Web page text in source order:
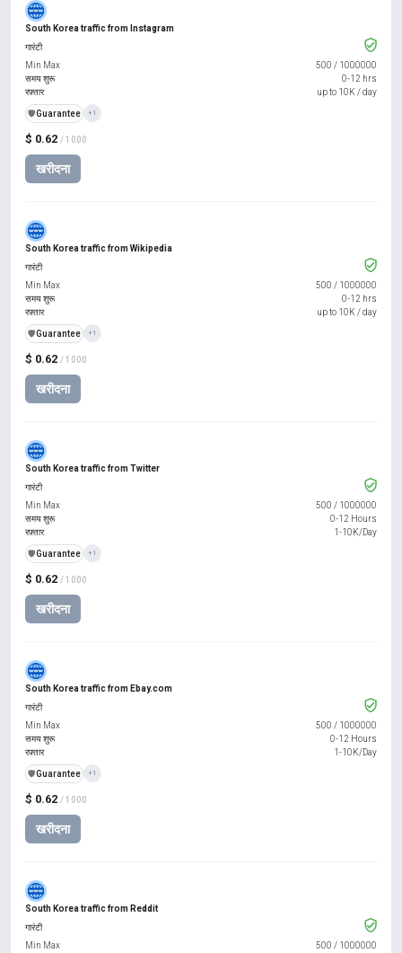
South Korea traffic from Instagram
$ 0.62 / 1000
खरीदना
गारंटी
Min Max
500 / 1000000
समय शुरू
0-12 hrs
रफ़्तार
up to 10K / day
️🛡️Guarantee +1
South Korea traffic from Wikipedia
$ 0.62 / 1000
खरीदना
गारंटी
Min Max
500 / 1000000
समय शुरू
0-12 hrs
रफ़्तार
up to 10K / day
️🛡️Guarantee +1
South Korea traffic from Twitter
$ 0.62 / 1000
खरीदना
गारंटी
Min Max
500 / 1000000
समय शुरू
0-12 Hours
रफ़्तार
1-10K/Day
️🛡️Guarantee +1
South Korea traffic from Ebay.com
$ 0.62 / 1000
खरीदना
गारंटी
Min Max
500 / 1000000
समय शुरू
0-12 Hours
रफ़्तार
1-10K/Day
️🛡️Guarantee +1
South Korea traffic from Reddit
गारंटी
Min Max
500 / 1000000